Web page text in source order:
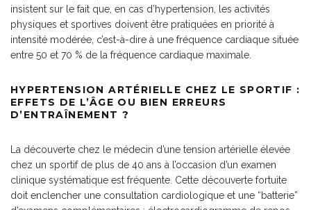
insistent sur le fait que, en cas d’hypertension, les activités
physiques et sportives doivent être pratiquées en priorité à
intensité modérée, c’est-à-dire à une fréquence cardiaque située
entre 50 et 70 % de la fréquence cardiaque maximale.
HYPERTENSION ARTÉRIELLE CHEZ LE SPORTIF :
EFFETS DE L’ÂGE OU BIEN ERREURS
D’ENTRAÎNEMENT ?
La découverte chez le médecin d’une tension artérielle élevée
chez un sportif de plus de 40 ans à l’occasion d’un examen
clinique systématique est fréquente. Cette découverte fortuite
doit enclencher une consultation cardiologique et une “batterie”